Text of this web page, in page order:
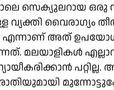
സെക്യുലറായ
വ്യക്തി വൈരാഗ്യം
അത്
മലയാളികൾ